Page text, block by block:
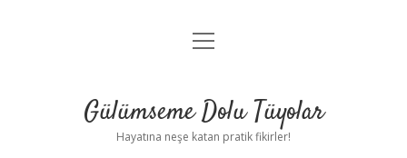
Anasayfa
Yasal Uyarı
menüyü
Gülümseme Dolu Tüyolar
Hayatına neşe katan pratik fikirler!